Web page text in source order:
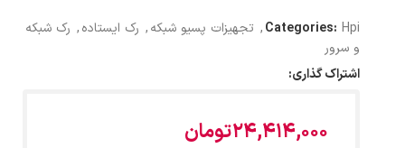
Categories: Hpi
, تجهیزات پسیو شبکه, رک ایستاده, رک شبکه
و سرور
اشتراک گذاری:
24,414,000تومان